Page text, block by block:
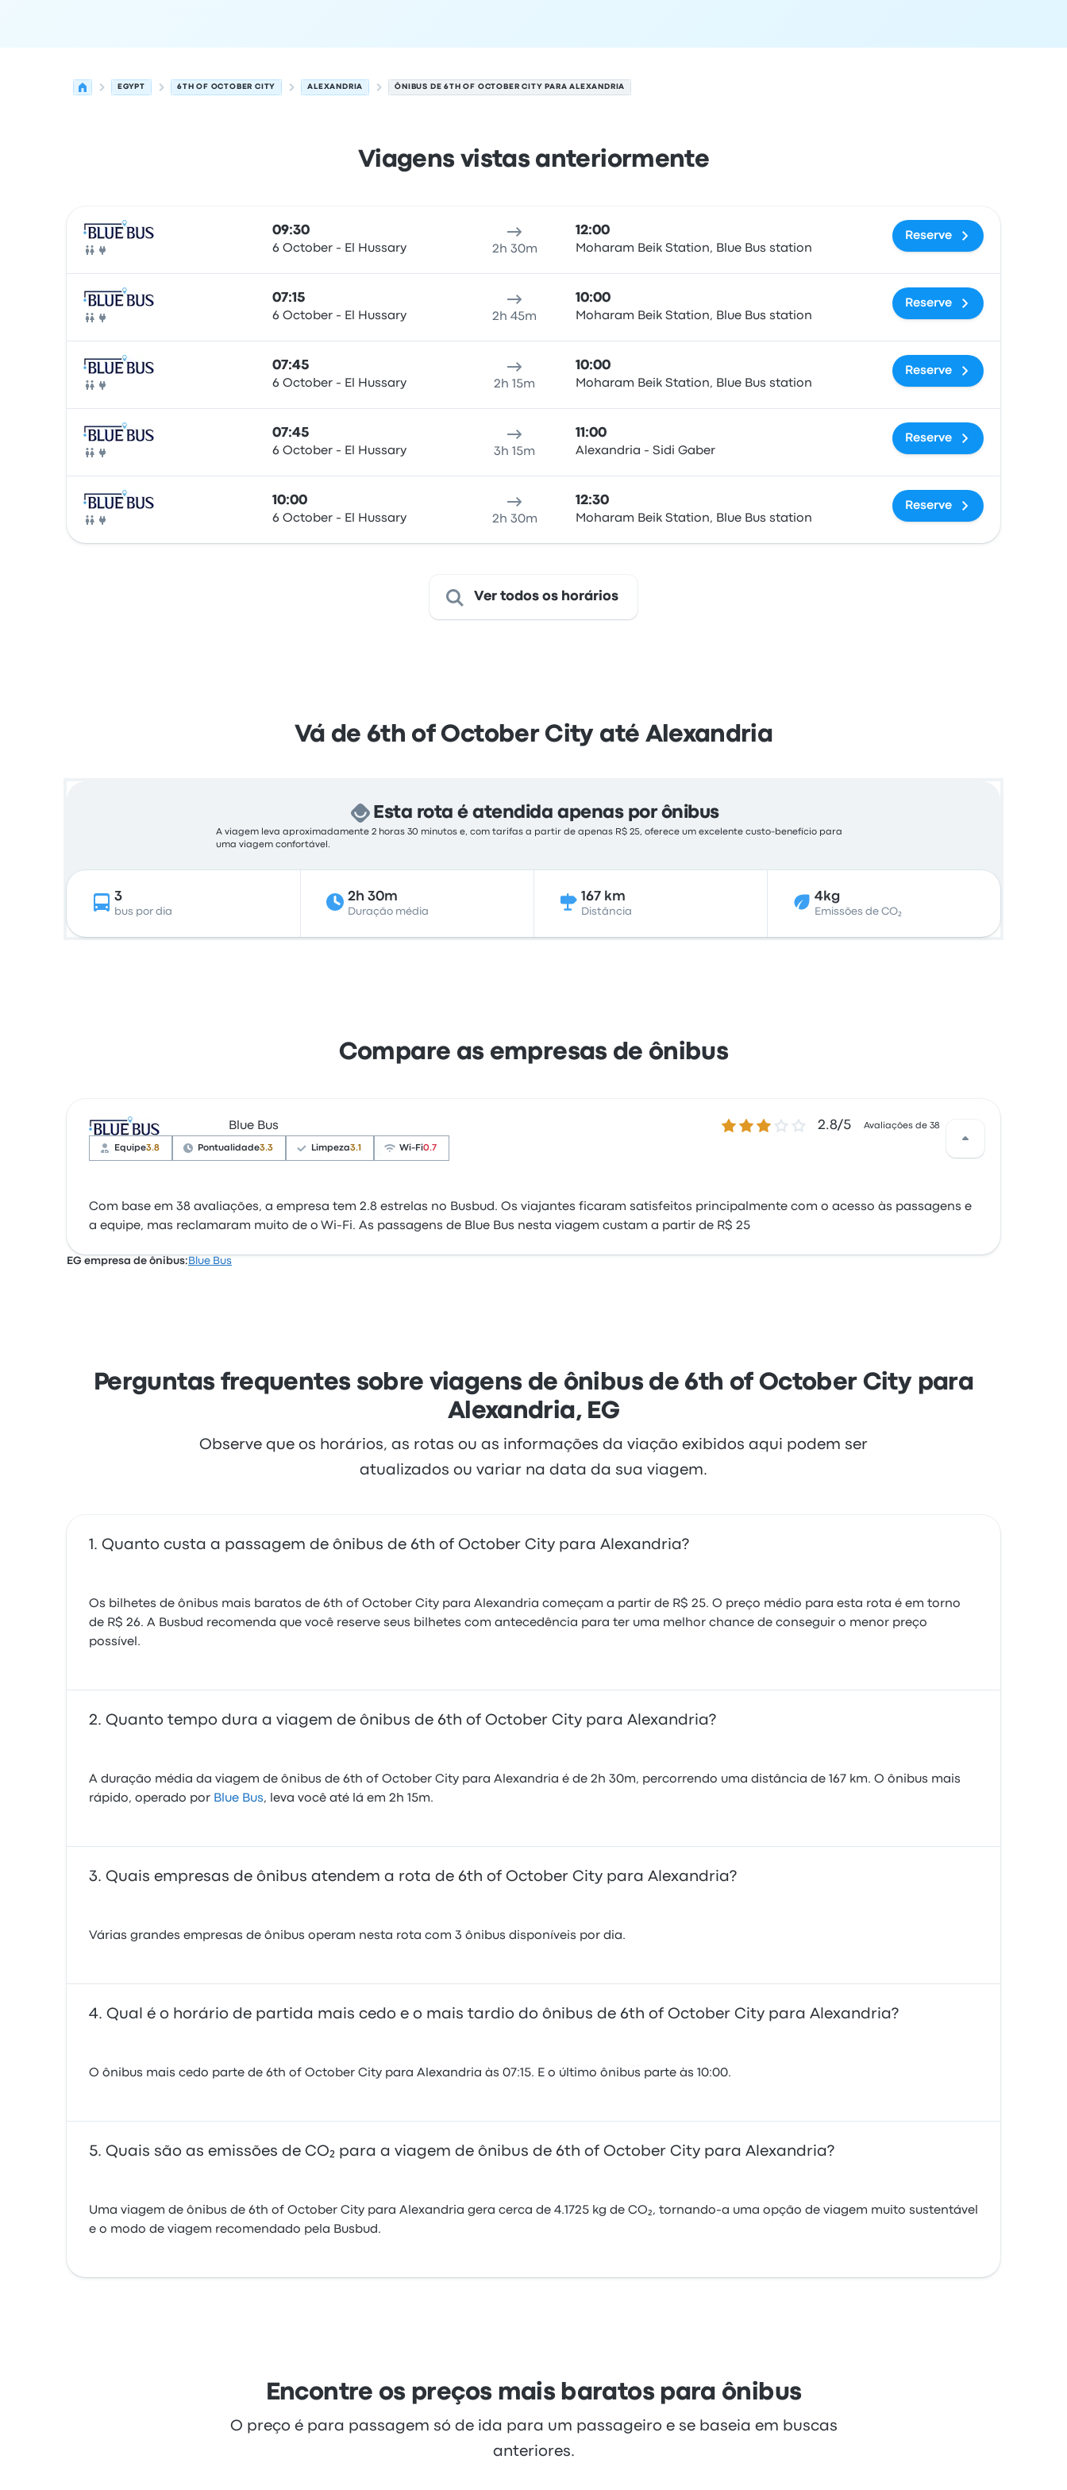
EGYPT 6TH OF OCTOBER CITY ALEXANDRIA ÔNIBUS DE 6TH OF OCTOBER CITY PARA ALEXANDRIA
Viagens vistas anteriormente
Ônibus
09:30
6 October - El Hussary 2h 30m
12:00
Moharam Beik Station, Blue Bus station
Reserve
Ônibus
07:15
6 October - El Hussary 2h 45m
10:00
Moharam Beik Station, Blue Bus station
Reserve
Ônibus
07:45
6 October - El Hussary 2h 15m
10:00
Moharam Beik Station, Blue Bus station
Reserve
Ônibus
07:45
6 October - El Hussary 3h 15m
11:00
Alexandria - Sidi Gaber
Reserve
Ônibus
10:00
6 October - El Hussary 2h 30m
12:30
Moharam Beik Station, Blue Bus station
Reserve
Ver todos os horários
Vá de 6th of October City até Alexandria
Esta rota é atendida apenas por ônibus
A viagem leva aproximadamente 2 horas 30 minutos e, com tarifas a partir de apenas R$ 25, oferece um excelente custo-benefício para
uma viagem confortável.
3
bus por dia
2h 30m
Duração média
167 km
Distância
4kg
Emissões de CO₂
Compare as empresas de ônibus
Blue Bus 2.8 de 5 estrelas 2.8/5 Avaliações de 38
Equipe3.8 Pontualidade3.3 Limpeza3.1 Wi-Fi0.7
Com base em 38 avaliações, a empresa tem 2.8 estrelas no Busbud. Os viajantes ficaram satisfeitos principalmente com o acesso às passagens e
a equipe, mas reclamaram muito de o Wi‑Fi. As passagens de Blue Bus nesta viagem custam a partir de R$ 25
EG empresa de ônibus: Blue Bus
Perguntas frequentes sobre viagens de ônibus de 6th of October City para
Alexandria, EG
Observe que os horários, as rotas ou as informações da viação exibidos aqui podem ser
atualizados ou variar na data da sua viagem.
Quanto custa a passagem de ônibus de 6th of October City para Alexandria?
Os bilhetes de ônibus mais baratos de 6th of October City para Alexandria começam a partir de R$ 25. O preço médio para esta rota é em torno
de R$ 26. A Busbud recomenda que você reserve seus bilhetes com antecedência para ter uma melhor chance de conseguir o menor preço
possível.
Quanto tempo dura a viagem de ônibus de 6th of October City para Alexandria?
A duração média da viagem de ônibus de 6th of October City para Alexandria é de 2h 30m, percorrendo uma distância de 167 km. O ônibus mais
rápido, operado por Blue Bus, leva você até lá em 2h 15m.
Quais empresas de ônibus atendem a rota de 6th of October City para Alexandria?
Várias grandes empresas de ônibus operam nesta rota com 3 ônibus disponíveis por dia.
Qual é o horário de partida mais cedo e o mais tardio do ônibus de 6th of October City para Alexandria?
O ônibus mais cedo parte de 6th of October City para Alexandria às 07:15. E o último ônibus parte às 10:00.
Quais são as emissões de CO₂ para a viagem de ônibus de 6th of October City para Alexandria?
Uma viagem de ônibus de 6th of October City para Alexandria gera cerca de 4.1725 kg de CO₂, tornando-a uma opção de viagem muito sustentável
e o modo de viagem recomendado pela Busbud.
Encontre os preços mais baratos para ônibus
O preço é para passagem só de ida para um passageiro e se baseia em buscas
anteriores.